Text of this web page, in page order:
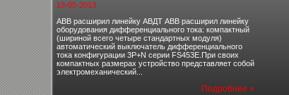
13-05-2013
ABB расширил линейку АВДТ ABB расширил линейку
оборудования дифференциального тока: компактный
(шириной всего четыре стандартных модуля)
автоматический выключатель дифференциального
тока конфигурации 3P+N серии FS453E.При своих
компактных размерах устройство представляет собой
электромеханический...
Подробнее »